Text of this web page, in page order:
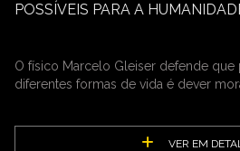
POSSÍVEIS PARA A
O físico Marcelo Gleiser defende que
diferentes formas de vida é dever
VER EM